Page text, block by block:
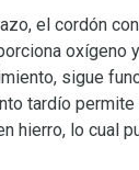
el cordón
oxígeno
sigue
tardío
hierro, lo cual